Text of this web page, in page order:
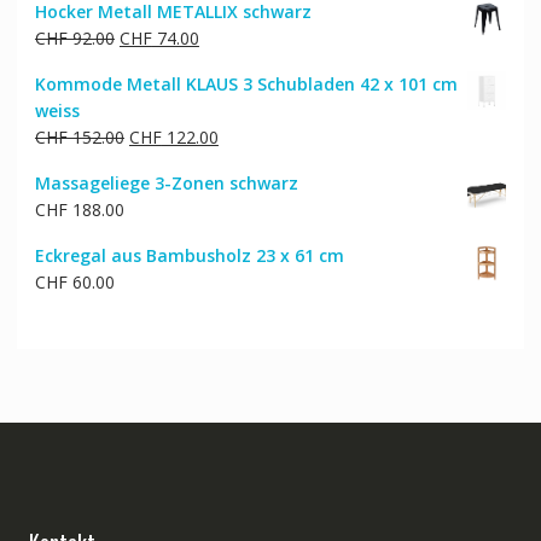
Hocker Metall METALLIX schwarz
CHF92.00 Ursprünglicher
war:
CHF74.00Aktueller
ist:
Kommode Metall KLAUS 3 Schubladen 42 x 101 cm
weiss
CHF152.00 Ursprünglicher
war:
CHF122.00Aktueller
ist:
Massageliege 3-Zonen schwarz
CHF188.00
Eckregal aus Bambusholz 23 x 61 cm
CHF60.00